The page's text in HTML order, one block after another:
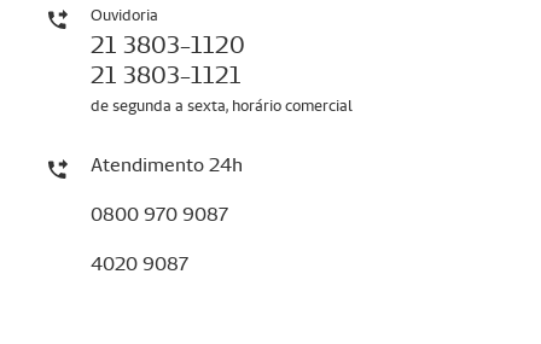
Ouvidoria
21 3803-1120
21 3803-1121
de segunda a sexta, horário comercial
Atendimento 24h
0800 970 9087
4020 9087